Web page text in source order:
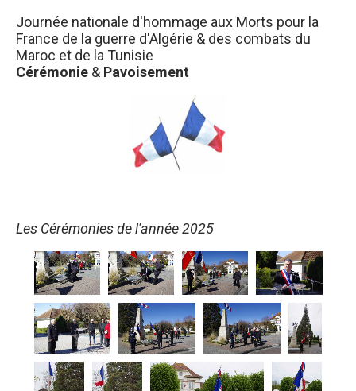
Journée nationale d'hommage aux Morts pour la
France de la guerre d'Algérie & des combats du
Maroc et de la Tunisie
Cérémonie & Pavoisement
Les Cérémonies de l'année 2025